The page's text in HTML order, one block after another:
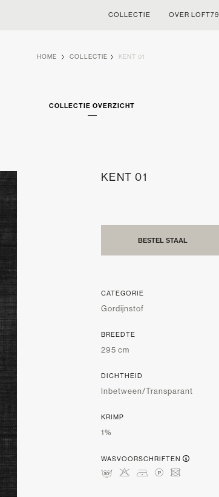
COLLECTIE OVER LOFT79
HOME COLLECTIE KENT 01
COLLECTIE OVERZICHT
KENT 01
BESTEL STAAL
CATEGORIE
Gordijnstof
BREEDTE
295 cm
DICHTHEID
Inbetween/Transparant
KRIMP
1%
WASVOORSCHRIFTEN
mHDLU